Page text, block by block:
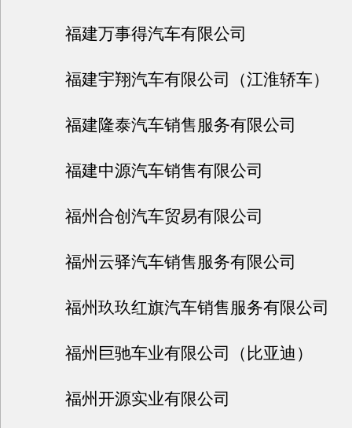
福建万事得汽车有限公司
福建宇翔汽车有限公司（江淮轿车）
福建隆泰汽车销售服务有限公司
福建中源汽车销售有限公司
福州合创汽车贸易有限公司
福州云驿汽车销售服务有限公司
福州玖玖红旗汽车销售服务有限公司
福州巨驰车业有限公司（比亚迪）
福州开源实业有限公司